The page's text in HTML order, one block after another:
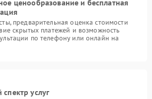
ценообразование и бесплатная
предварительная оценка стоимости
скрытых платежей и возможность
по телефону или онлайн на
услуг